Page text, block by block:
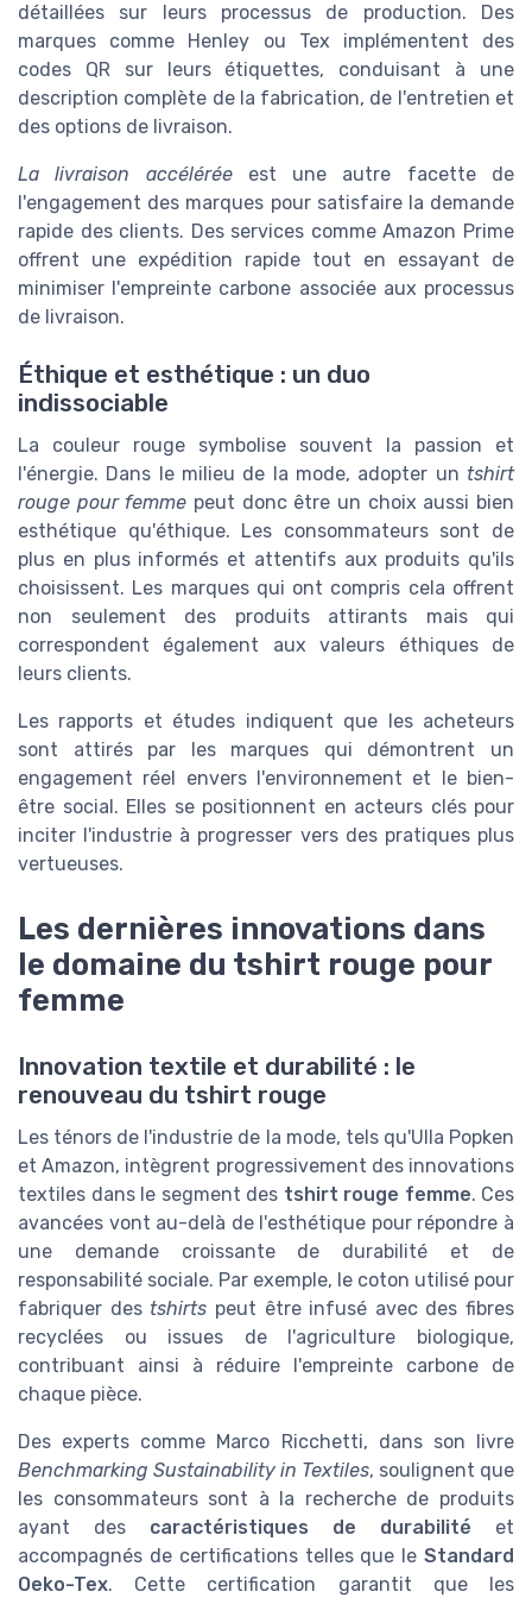
détaillées sur leurs processus de production. Des
marques comme Henley ou Tex implémentent des
codes QR sur leurs étiquettes, conduisant à une
description complète de la fabrication, de l'entretien et
des options de livraison.
La livraison accéléréeest une autre facette de
l'engagement des marques pour satisfaire la demande
rapide des clients. Des services comme Amazon Prime
offrent une expédition rapide tout en essayant de
minimiser l'empreinte carbone associée aux processus
de livraison.
Éthique et esthétique : un duo
indissociable
La couleur rouge symbolise souvent la passion et
l'énergie. Dans le milieu de la mode, adopter un tshirt
rouge pour femme peut donc être un choix aussi bien
esthétique qu'éthique. Les consommateurs sont de
plus en plus informés et attentifs aux produits qu'ils
choisissent. Les marques qui ont compris cela offrent
non seulement des produits attirants mais qui
correspondent également aux valeurs éthiques de
leurs clients.
Les rapports et études indiquent que les acheteurs
sont attirés par les marques qui démontrent un
engagement réel envers l'environnement et le bien-
être social. Elles se positionnent en acteurs clés pour
inciter l'industrie à progresser vers des pratiques plus
vertueuses.
Les dernières innovations dans
le domaine du tshirt rouge pour
femme
Innovation textile et durabilité : le
renouveau du tshirt rouge
Les ténors de l'industrie de la mode, tels qu'Ulla Popken
et Amazon, intègrent progressivement des innovations
textiles dans le segment des tshirt rouge femme. Ces
avancées vont au-delà de l'esthétique pour répondre à
une demande croissante de durabilité et de
responsabilité sociale. Par exemple, le coton utilisé pour
fabriquer des tshirts peut être infusé avec des fibres
recyclées ou issues de l'agriculture biologique,
contribuant ainsi à réduire l'empreinte carbone de
chaque pièce.
Des experts comme Marco Ricchetti, dans son livre
Benchmarking Sustainability in Textiles, soulignent que
les consommateurs sont à la recherche de produits
ayant des caractéristiques de durabilité et
accompagnés de certifications telles que le Standard
Oeko-Tex. Cette certification garantit que les